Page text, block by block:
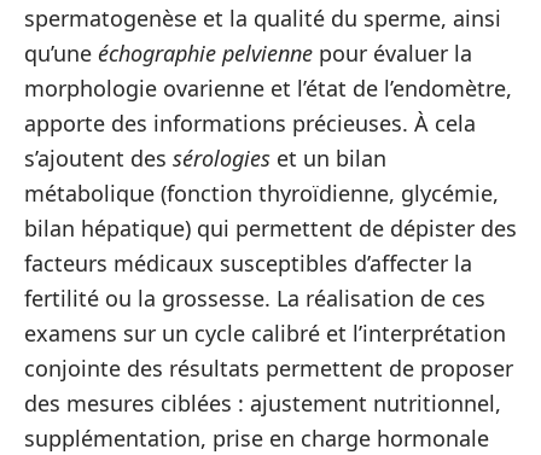
spermatogenèse et la qualité du sperme, ainsi
qu’une échographie pelvienne pour évaluer la
morphologie ovarienne et l’état de l’endomètre,
apporte des informations précieuses. À cela
s’ajoutent des sérologies et un bilan
métabolique (fonction thyroïdienne, glycémie,
bilan hépatique) qui permettent de dépister des
facteurs médicaux susceptibles d’affecter la
fertilité ou la grossesse. La réalisation de ces
examens sur un cycle calibré et l’interprétation
conjointe des résultats permettent de proposer
des mesures ciblées : ajustement nutritionnel,
supplémentation, prise en charge hormonale